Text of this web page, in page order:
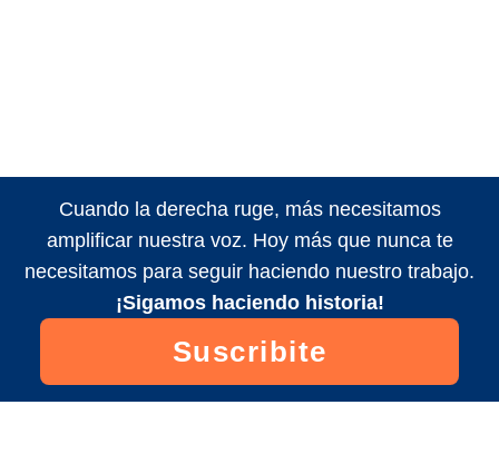
Cuando la derecha ruge, más necesitamos
amplificar nuestra voz. Hoy más que nunca te
necesitamos para seguir haciendo nuestro trabajo.
¡Sigamos haciendo historia!
Suscribite